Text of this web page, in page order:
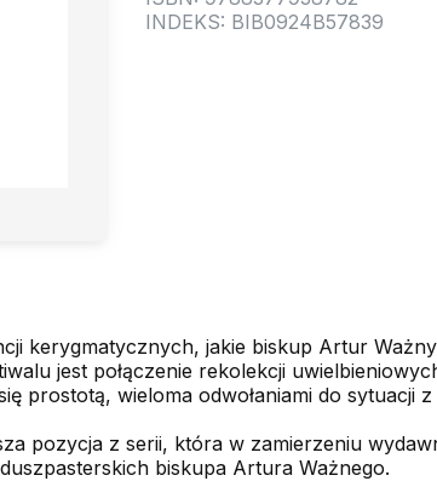
INDEKS: BIB0924B57839
kerygmatycznych, jakie biskup Artur
jest połączenie rekolekcji
prostotą, wieloma odwołaniami do sytuacji
pozycja z serii, która w zamierzeniu
biskupa Artura Ważnego.